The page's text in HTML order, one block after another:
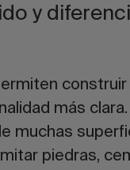
y
más clara.
muchas
piedras,